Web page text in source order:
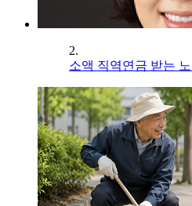
2.
소액 직역연금 받는